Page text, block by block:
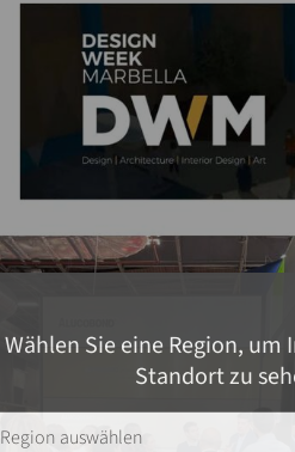
Wählen Sie eine Region, um
Standort zu
Region auswählen